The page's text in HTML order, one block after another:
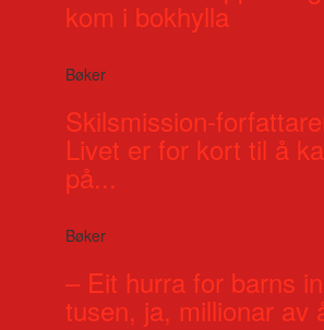
kom i bokhylla
Bøker
Skilsmission-
Livet er for kort til å
på...
Bøker
– Eit hurra for barns
tusen, ja, millionar av